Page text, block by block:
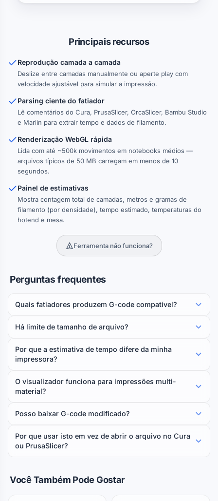
Principais recursos
Reprodução camada a camada
Deslize entre camadas manualmente ou aperte play com
velocidade ajustável para simular a impressão.
Parsing ciente do fatiador
Lê comentários do Cura, PrusaSlicer, OrcaSlicer, Bambu Studio
e Marlin para extrair tempo e dados de filamento.
Renderização WebGL rápida
Lida com até ~500k movimentos em notebooks médios —
arquivos típicos de 50 MB carregam em menos de 10
segundos.
Painel de estimativas
Mostra contagem total de camadas, metros e gramas de
filamento (por densidade), tempo estimado, temperaturas do
hotend e mesa.
Ferramenta não funciona?
Perguntas frequentes
Quais fatiadores produzem G-code compatível?
Há limite de tamanho de arquivo?
Por que a estimativa de tempo difere da minha
impressora?
O visualizador funciona para impressões multi-
material?
Posso baixar G-code modificado?
Por que usar isto em vez de abrir o arquivo no Cura
ou PrusaSlicer?
Você Também Pode Gostar